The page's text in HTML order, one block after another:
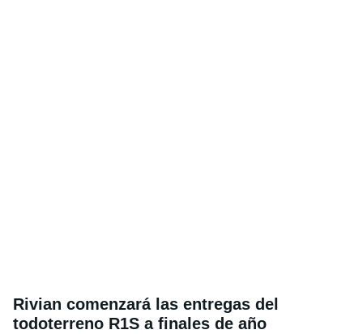
Rivian comenzará las entregas del
todoterreno R1S a finales de año